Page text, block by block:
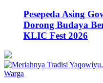
Pesepeda Asing
Dorong Budaya
KLIC Fest 2026